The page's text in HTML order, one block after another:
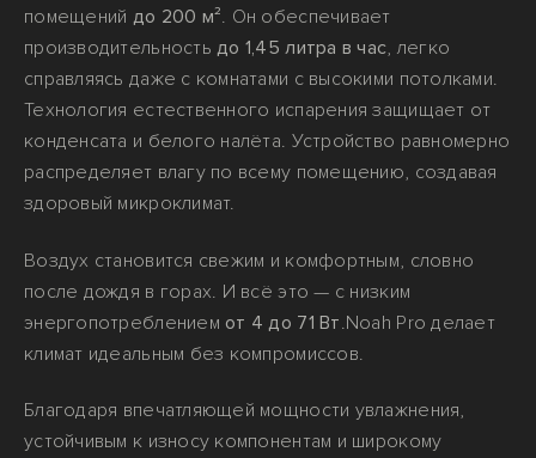
помещений до 200 м². Он обеспечивает
производительностьдо 1,45 литра в час, легко
справляясь даже с комнатами с высокими потолками.
Технология естественного испарения защищает от
конденсата и белого налёта. Устройство равномерно
распределяет влагу по всему помещению, создавая
здоровый микроклимат.
Воздух становится свежим и комфортным, словно
после дождя в горах. И всё это — с низким
энергопотреблением от 4 до 71 Вт.Noah Pro делает
климат идеальным без компромиссов.
Благодаря впечатляющей мощности увлажнения,
устойчивым к износу компонентам и широкому